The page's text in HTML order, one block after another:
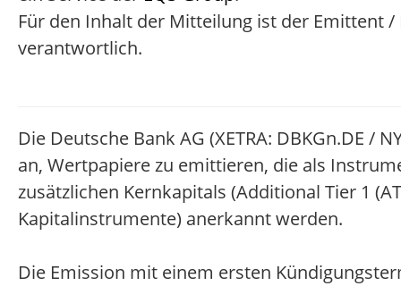
Für den Inhalt der Mitteilung ist der Emittent /
verantwortlich.
Die Deutsche Bank AG (XETRA: DBKGn.DE /
an, Wertpapiere zu emittieren, die als
zusätzlichen Kernkapitals (Additional Tier 1
Kapitalinstrumente) anerkannt werden.
Die Emission mit einem ersten